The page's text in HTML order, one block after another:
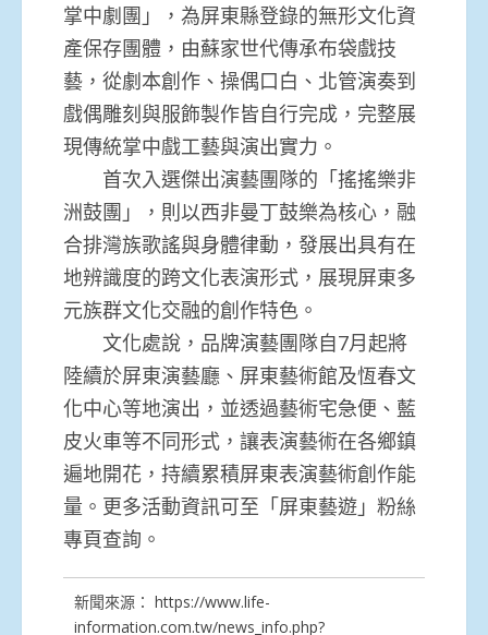
掌中劇團」，為屏東縣登錄的無形文化資
產保存團體，由蘇家世代傳承布袋戲技
藝，從劇本創作、操偶口白、北管演奏到
戲偶雕刻與服飾製作皆自行完成，完整展
現傳統掌中戲工藝與演出實力。
首次入選傑出演藝團隊的「搖搖樂非
洲鼓團」，則以西非曼丁鼓樂為核心，融
合排灣族歌謠與身體律動，發展出具有在
地辨識度的跨文化表演形式，展現屏東多
元族群文化交融的創作特色。
文化處說，品牌演藝團隊自7月起將
陸續於屏東演藝廳、屏東藝術館及恆春文
化中心等地演出，並透過藝術宅急便、藍
皮火車等不同形式，讓表演藝術在各鄉鎮
遍地開花，持續累積屏東表演藝術創作能
量。更多活動資訊可至「屏東藝遊」粉絲
專頁查詢。
新聞來源： https://www.life-
information.com.tw/news_info.php?